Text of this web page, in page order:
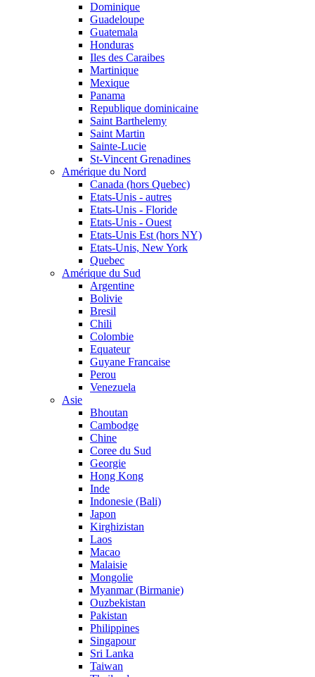
Dominique
Guadeloupe
Guatemala
Honduras
Iles des Caraibes
Martinique
Mexique
Panama
Republique dominicaine
Saint Barthelemy
Saint Martin
Sainte-Lucie
St-Vincent Grenadines
Amérique du Nord
Canada (hors Quebec)
Etats-Unis - autres
Etats-Unis - Floride
Etats-Unis - Ouest
Etats-Unis Est (hors NY)
Etats-Unis, New York
Quebec
Amérique du Sud
Argentine
Bolivie
Bresil
Chili
Colombie
Equateur
Guyane Francaise
Perou
Venezuela
Asie
Bhoutan
Cambodge
Chine
Coree du Sud
Georgie
Hong Kong
Inde
Indonesie (Bali)
Japon
Kirghizistan
Laos
Macao
Malaisie
Mongolie
Myanmar (Birmanie)
Ouzbekistan
Pakistan
Philippines
Singapour
Sri Lanka
Taiwan